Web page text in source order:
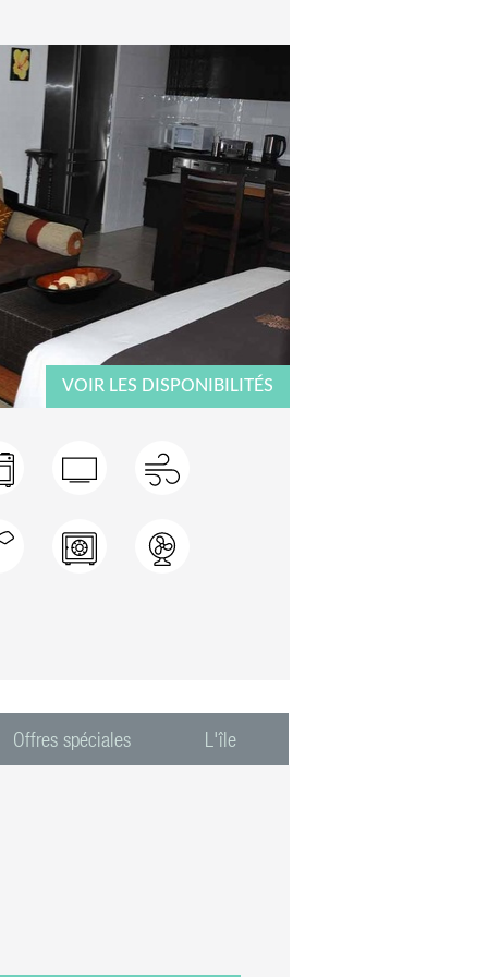
VOIR LES DISPONIBILITÉS
Offres spéciales L'île